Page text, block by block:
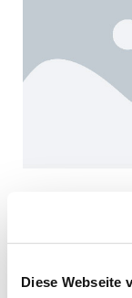
Diese Webseite